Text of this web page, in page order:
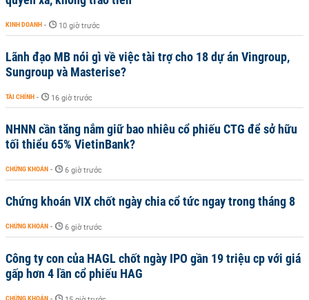
KINH DOANH - 10 giờ trước
Lãnh đạo MB nói gì về việc tài trợ cho 18 dự án Vingroup,
Sungroup và Masterise?
TÀI CHÍNH - 16 giờ trước
NHNN cần tăng nắm giữ bao nhiêu cổ phiếu CTG để sở hữu
tối thiểu 65% VietinBank?
CHỨNG KHOÁN - 6 giờ trước
Chứng khoán VIX chốt ngày chia cổ tức ngay trong tháng 8
CHỨNG KHOÁN - 6 giờ trước
Công ty con của HAGL chốt ngày IPO gần 19 triệu cp với giá
gấp hơn 4 lần cổ phiếu HAG
CHỨNG KHOÁN